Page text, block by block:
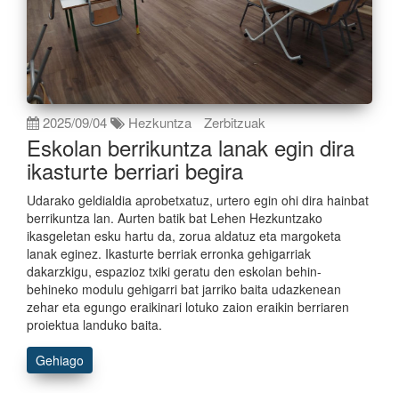
2025/09/04 Hezkuntza Zerbitzuak
Eskolan berrikuntza lanak egin dira
ikasturte berriari begira
Udarako geldialdia aprobetxatuz, urtero egin ohi dira hainbat
berrikuntza lan. Aurten batik bat Lehen Hezkuntzako
ikasgeletan esku hartu da, zorua aldatuz eta margoketa
lanak eginez. Ikasturte berriak erronka gehigarriak
dakarzkigu, espazioz txiki geratu den eskolan behin-
behineko modulu gehigarri bat jarriko baita udazkenean
zehar eta egungo eraikinari lotuko zaion eraikin berriaren
proiektua landuko baita.
Gehiago